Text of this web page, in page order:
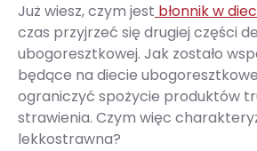
Już wiesz, czym jest błonnik w
czas przyjrzeć się drugiej części
ubogoresztkowej. Jak zostało
będące na diecie
ograniczyć spożycie produktów
strawienia. Czym więc
lekkostrawna?